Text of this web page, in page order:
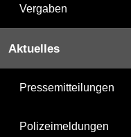
Vergaben
Aktuelles
Pressemitteilungen
Polizeimeldungen